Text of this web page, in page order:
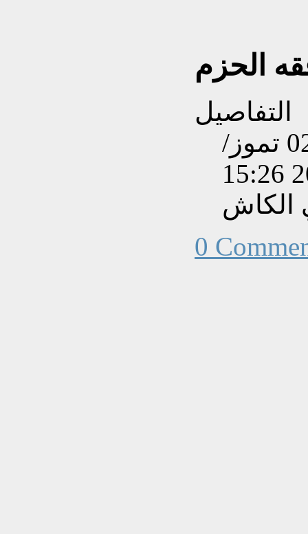
الحزم
التفاصيل
تم إنشاءه بتاريخ الخميس, 02 تموز/
الكاش
0